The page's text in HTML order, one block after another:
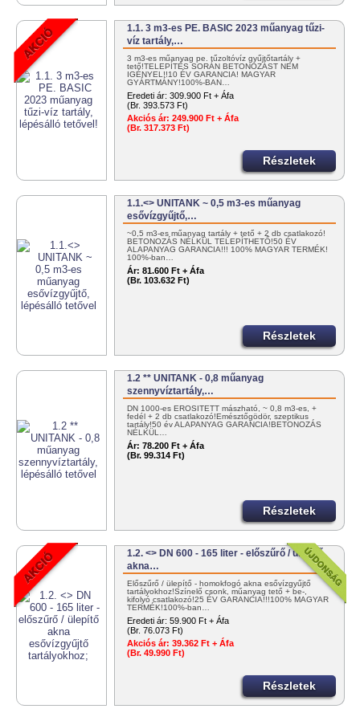
1.1. 3 m3-es PE. BASIC 2023 műanyag tűzi-
víz tartály,…
3 m3-es műanyag pe. tűzoltóvíz gyűjtőtartály +
tető!TELEPÍTÉS SORÁN BETONOZÁST NEM
IGÉNYEL!!10 ÉV GARANCIA! MAGYAR
GYÁRTMÁNY!100%-BAN…
Eredeti ár: 309.900 Ft + Áfa
(Br. 393.573 Ft)
Akciós ár: 249.900 Ft + Áfa
(Br. 317.373 Ft)
Részletek
1.1.<> UNITANK ~ 0,5 m3-es műanyag
esővízgyűjtő,…
~0,5 m3-es műanyag tartály + tető + 2 db csatlakozó!
BETONOZÁS NÉLKÜL TELEPÍTHETŐ!50 ÉV
ALAPANYAG GARANCIA!!! 100% MAGYAR TERMÉK!
100%-ban…
Ár: 81.600 Ft + Áfa
(Br. 103.632 Ft)
Részletek
1.2 ** UNITANK - 0,8 műanyag
szennyvíztartály,…
DN 1000-es ERŐSÍTETT mászható, ~ 0,8 m3-es, +
fedél + 2 db csatlakozó!Emésztőgödör, szeptikus
tartály!50 év ALAPANYAG GARANCIA!BETONOZÁS
NÉLKÜL…
Ár: 78.200 Ft + Áfa
(Br. 99.314 Ft)
Részletek
1.2. <> DN 600 - 165 liter - előszűrő / ülepítő
akna…
Előszűrő / ülepítő - homokfogó akna esővízgyűjtő
tartályokhoz!Színelő csonk, műanyag tető + be-,
kifolyó csatlakozó!25 ÉV GARANCIA!!!100% MAGYAR
TERMÉK!100%-ban…
Eredeti ár: 59.900 Ft + Áfa
(Br. 76.073 Ft)
Akciós ár: 39.362 Ft + Áfa
(Br. 49.990 Ft)
Részletek